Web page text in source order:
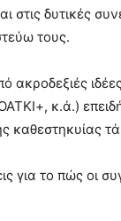
δυτικές
τους.
ακροδεξιές
κ.ά.)
καθεστηκυίας
για το πώς οι